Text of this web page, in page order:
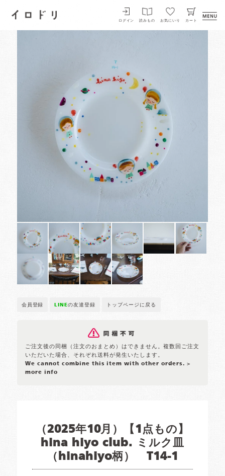
イロドリ
ログイン 読みもの お気にいり カート
会員登録 LINEの友達登録 トップページに戻る
ご注文後の同梱（注文のおまとめ）はできません。複数回ご注文
いただいた場合、それぞれ送料が発生いたします。
We cannot combine this item with other orders. >
more info
（2025年10月）【1点もの】
hina hiyo club. ミルク皿
（hinahiyo柄） T14-1